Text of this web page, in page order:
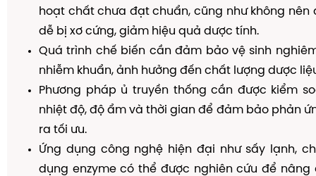
hoạt chất chưa đạt chuẩn, cũng như không nên
dễ bị xơ cứng, giảm hiệu quả dược tính.
Quá trình chế biến cần đảm bảo vệ sinh
nhiễm khuẩn, ảnh hưởng đến chất lượng dược
Phương pháp ủ truyền thống cần được kiểm
nhiệt độ, độ ẩm và thời gian để đảm bảo phản
ra tối ưu.
Ứng dụng công nghệ hiện đại như sấy lạnh,
dụng enzyme có thể được nghiên cứu để nâng